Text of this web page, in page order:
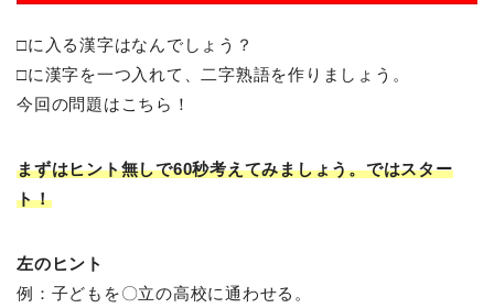
□に入る漢字はなんでしょう？
□に漢字を一つ入れて、二字熟語を作りましょう。
今回の問題はこちら！
まずはヒント無しで60秒考えてみましょう。ではスター
ト！
左のヒント
例：子どもを〇立の高校に通わせる。